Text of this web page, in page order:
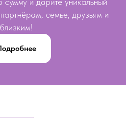
семье, друзьям и
близким!